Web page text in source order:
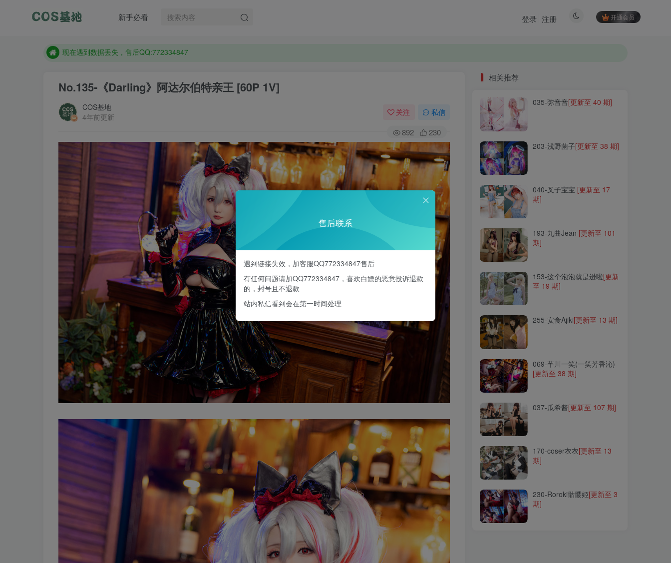
新手必看 开通会员
登录 注册
防失联：百度搜索《趣画刊》，实时查看最新站点。
售后QQ:772334847
No.135-《Darling》阿达尔伯特亲王 [60P 1V]
COS基地
4年前更新
关注 私信
892 230
193-九曲Jean
153-这个泡泡就是逊啦
255-安食Ajiki
037-瓜希酱 [更新至 107 期]
230-Roroki骷髅姬
相关推荐
035-弥音音[更新至 40 期]
203-浅野菌子[更新至 38 期]
040-叉子宝宝 [更新至 17
期]
193-九曲Jean [更新至 101
期]
153-这个泡泡就是逊啦[更新
至 19 期]
255-安食Ajiki[更新至 13 期]
069-芊川一笑(一笑芳香沁)
[更新至 38 期]
037-瓜希酱[更新至 107 期]
170-coser衣衣[更新至 13
期]
230-Roroki骷髅姬[更新至 3
期]
售后联系
遇到链接失效，加客服QQ772334847售后
有任何问题请加QQ772334847，喜欢白嫖的恶意投诉退款
的，封号且不退款
站内私信看到会在第一时间处理